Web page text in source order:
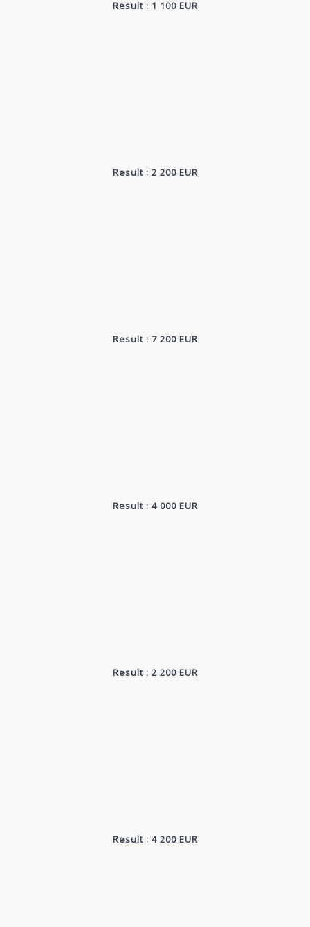
Result : 1 100 EUR
Result : 2 200 EUR
Result : 7 200 EUR
Result : 4 000 EUR
Result : 2 200 EUR
Result : 4 200 EUR